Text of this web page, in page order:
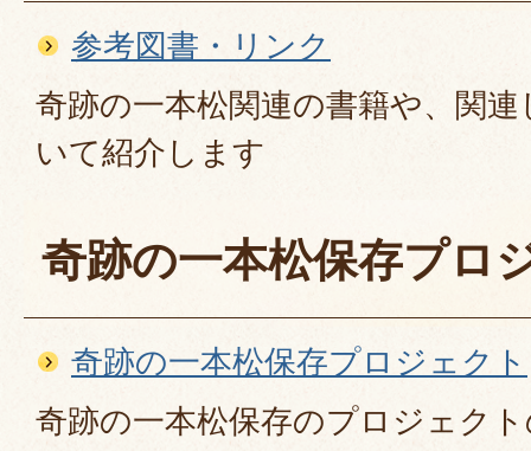
参考図書・リンク
奇跡の一本松関連の書籍や、関
いて紹介します
奇跡の一本松保存プロ
奇跡の一本松保存プロジェクト
奇跡の一本松保存のプロジェク